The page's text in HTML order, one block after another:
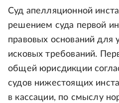
Суд апелляционной
решением суда первой
правовых оснований для
исковых требований.
общей юрисдикции
судов нижестоящих
в кассации, по смыслу